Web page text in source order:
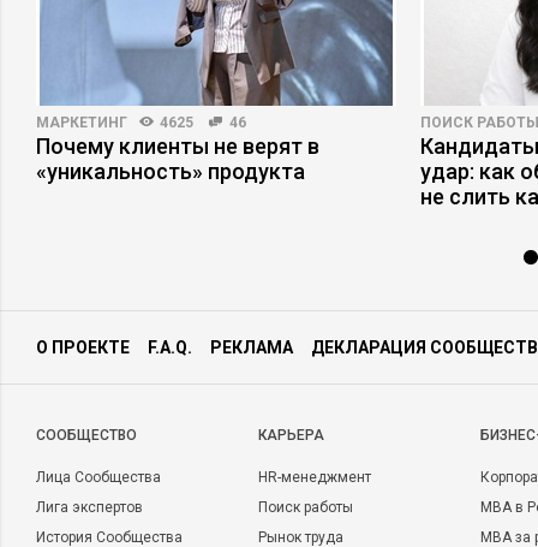
МАРКЕТИНГ 4625 46
Почему клиенты не верят в
«уникальность» продукта
ПОИСК РАБОТЫ
удар: как
не слить
О ПРОЕКТЕ F.A.Q. РЕКЛАМА ДЕКЛАРАЦИЯ
CООБЩЕСТВО
Лица Сообщества
Лига экспертов
История Сообщества
КАРЬЕРА
HR-менеджмент
Поиск работы
Рынок труда
MBA в
MBA